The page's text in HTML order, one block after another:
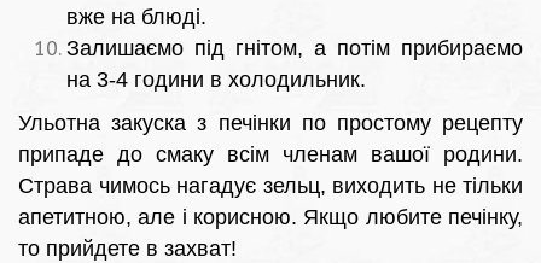
вже на блюді.
Залишаємо під гнітом, а потім прибираємо
на 3-4 години в холодильник.
Ульотна закуска з печінки по простому рецепту
припаде до смаку всім членам вашої родини.
Страва чимось нагадує зельц, виходить не тільки
апетитною, але і корисною. Якщо любите печінку,
то прийдете в захват!